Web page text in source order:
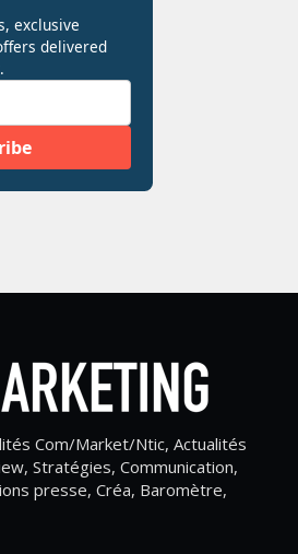
Com/Market/Ntic, Actualités
Stratégies, Communication,
presse, Créa, Baromètre,